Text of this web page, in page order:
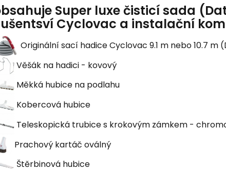
Super luxe čisticí sada
Cyclovac a instalační
Originální sací hadice Cyclovac 9.1 m nebo 10.7 m
Věšák na hadici - kovový
Měkká hubice na podlahu
Kobercová hubice
Teleskopická trubice s krokovým zámkem -
Prachový kartáč oválný
Štěrbinová hubice